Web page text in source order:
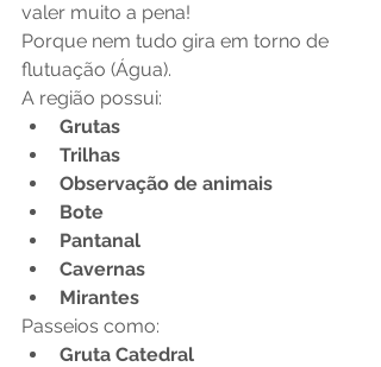
valer muito a pena!
Porque nem tudo gira em torno de
flutuação (Água).
A região possui:
Grutas
Trilhas
Observação de animais
Bote
Pantanal
Cavernas
Mirantes
Passeios como:
Gruta Catedral